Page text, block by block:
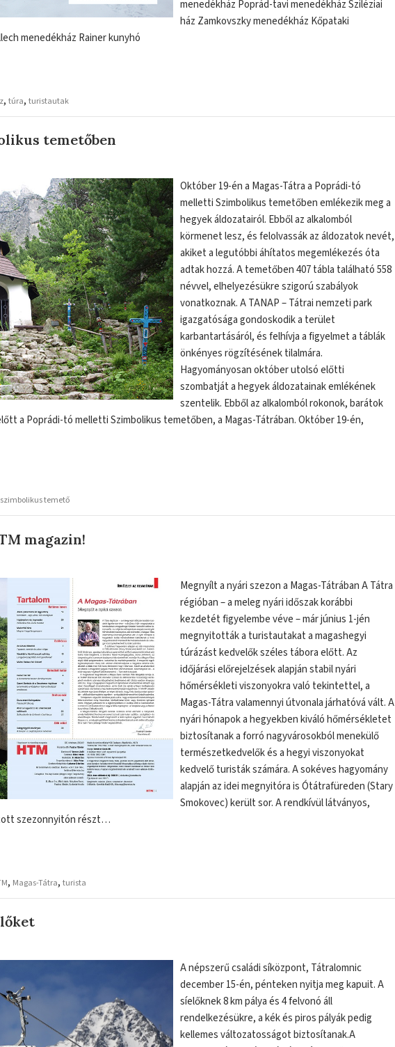
menedékház Poprád-tavi menedékház Sziléziai
ház Zamkovszky menedékház Kőpataki
menedékház Rainer kunyhó
, túra, turistautak
temetőben
Október 19-én a Magas-Tátra a Poprádi-tó
melletti Szimbolikus temetőben emlékezik meg a
hegyek áldozatairól. Ebből az alkalomból
körmenet lesz, és felolvassák az áldozatok nevét,
akiket a legutóbbi áhítatos megemlékezés óta
adtak hozzá. A temetőben 407 tábla található 558
névvel, elhelyezésükre szigorú szabályok
vonatkoznak. A TANAP – Tátrai nemzeti park
igazgatósága gondoskodik a terület
karbantartásáról, és felhívja a figyelmet a táblák
önkényes rögzítésének tilalmára.
Hagyományosan október utolsó előtti
szombatját a hegyek áldozatainak emlékének
szentelik. Ebből az alkalomból rokonok, barátok
a Poprádi-tó melletti Szimbolikus temetőben, a Magas-Tátrában. Október 19-én,
szimbolikus temető
magazin!
Megnyílt a nyári szezon a Magas-Tátrában A Tátra
régióban – a meleg nyári időszak korábbi
kezdetét figyelembe véve – már június 1-jén
megnyitották a turistautakat a magashegyi
túrázást kedvelők széles tábora előtt. Az
időjárási előrejelzések alapján stabil nyári
hőmérsékleti viszonyokra való tekintettel, a
Magas-Tátra valamennyi útvonala járhatóvá vált. A
nyári hónapok a hegyekben kiváló hőmérsékletet
biztosítanak a forró nagyvárosokból menekülő
természetkedvelők és a hegyi viszonyokat
kedvelő turisták számára. A sokéves hagyomány
alapján az idei megnyitóra is Ótátrafüreden (Stary
Smokovec) került sor. A rendkívül látványos,
szezonnyitón részt…
, Magas-Tátra, turista
A népszerű családi síközpont, Tátralomnic
december 15-én, pénteken nyitja meg kapuit. A
síelőknek 8 km pálya és 4 felvonó áll
rendelkezésükre, a kék és piros pályák pedig
kellemes változatosságot biztosítanak.A